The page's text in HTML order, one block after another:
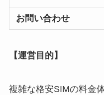
お問い合わせ
【運営目的】
複雑な格安SIMの料金